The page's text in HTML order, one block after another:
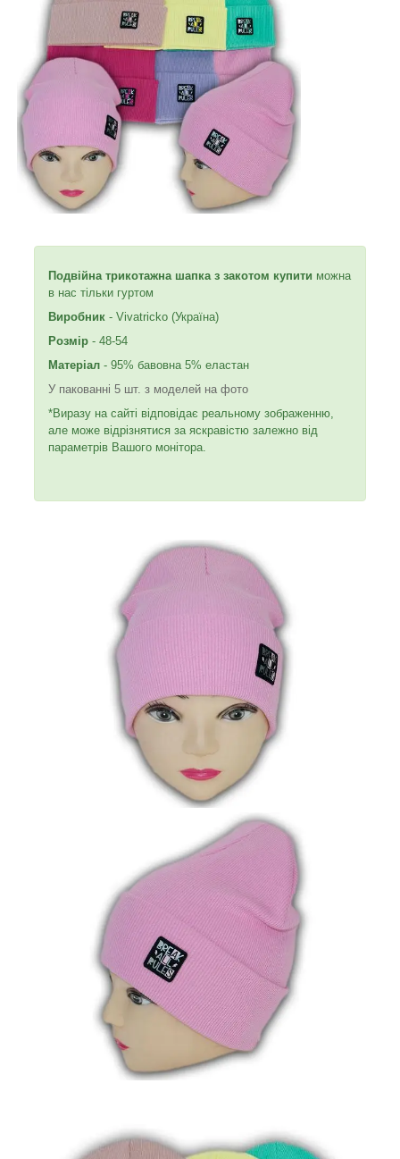
Подвійна трикотажна шапка з закотом купити можна
в нас тільки гуртом
Виробник - Vivatricko (Україна)
Розмір - 48-54
Матеріал - 95% бавовна 5% еластан
У пакованні 5 шт. з моделей на фото
*Виразу на сайті відповідає реальному зображенню,
але може відрізнятися за яскравістю залежно від
параметрів Вашого монітора.